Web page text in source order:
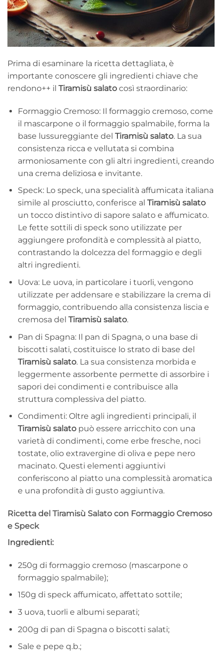
Prima di esaminare la ricetta dettagliata, è
importante conoscere gli ingredienti chiave che
rendono++ il Tiramisù salato così straordinario:
Formaggio Cremoso: Il formaggio cremoso, come
il mascarpone o il formaggio spalmabile, forma la
base lussureggiante del Tiramisù salato. La sua
consistenza ricca e vellutata si combina
armoniosamente con gli altri ingredienti, creando
una crema deliziosa e invitante.
Speck: Lo speck, una specialità affumicata italiana
simile al prosciutto, conferisce al Tiramisù salato
un tocco distintivo di sapore salato e affumicato.
Le fette sottili di speck sono utilizzate per
aggiungere profondità e complessità al piatto,
contrastando la dolcezza del formaggio e degli
altri ingredienti.
Uova: Le uova, in particolare i tuorli, vengono
utilizzate per addensare e stabilizzare la crema di
formaggio, contribuendo alla consistenza liscia e
cremosa del Tiramisù salato.
Pan di Spagna: Il pan di Spagna, o una base di
biscotti salati, costituisce lo strato di base del
Tiramisù salato. La sua consistenza morbida e
leggermente assorbente permette di assorbire i
sapori dei condimenti e contribuisce alla
struttura complessiva del piatto.
Condimenti: Oltre agli ingredienti principali, il
Tiramisù salatopuò essere arricchito con una
varietà di condimenti, come erbe fresche, noci
tostate, olio extravergine di oliva e pepe nero
macinato. Questi elementi aggiuntivi
conferiscono al piatto una complessità aromatica
e una profondità di gusto aggiuntiva.
Ricetta del Tiramisù Salato con Formaggio Cremoso
e Speck
Ingredienti:
250g di formaggio cremoso (mascarpone o
formaggio spalmabile);
150g di speck affumicato, affettato sottile;
3 uova, tuorli e albumi separati;
200g di pan di Spagna o biscotti salati;
Sale e pepe q.b.;